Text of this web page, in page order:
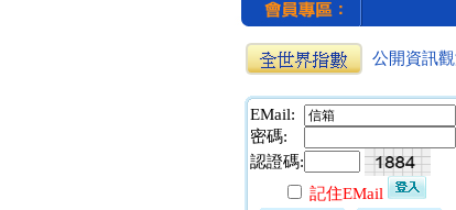
公開資訊
EMail:
密碼:
認證碼:
記住EMail